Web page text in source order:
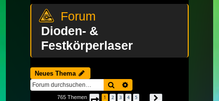
Dioden- &
Festkörperlaser
Neues Thema
Suche
765 Themen Seite 1von 26
1 2 3 4 5